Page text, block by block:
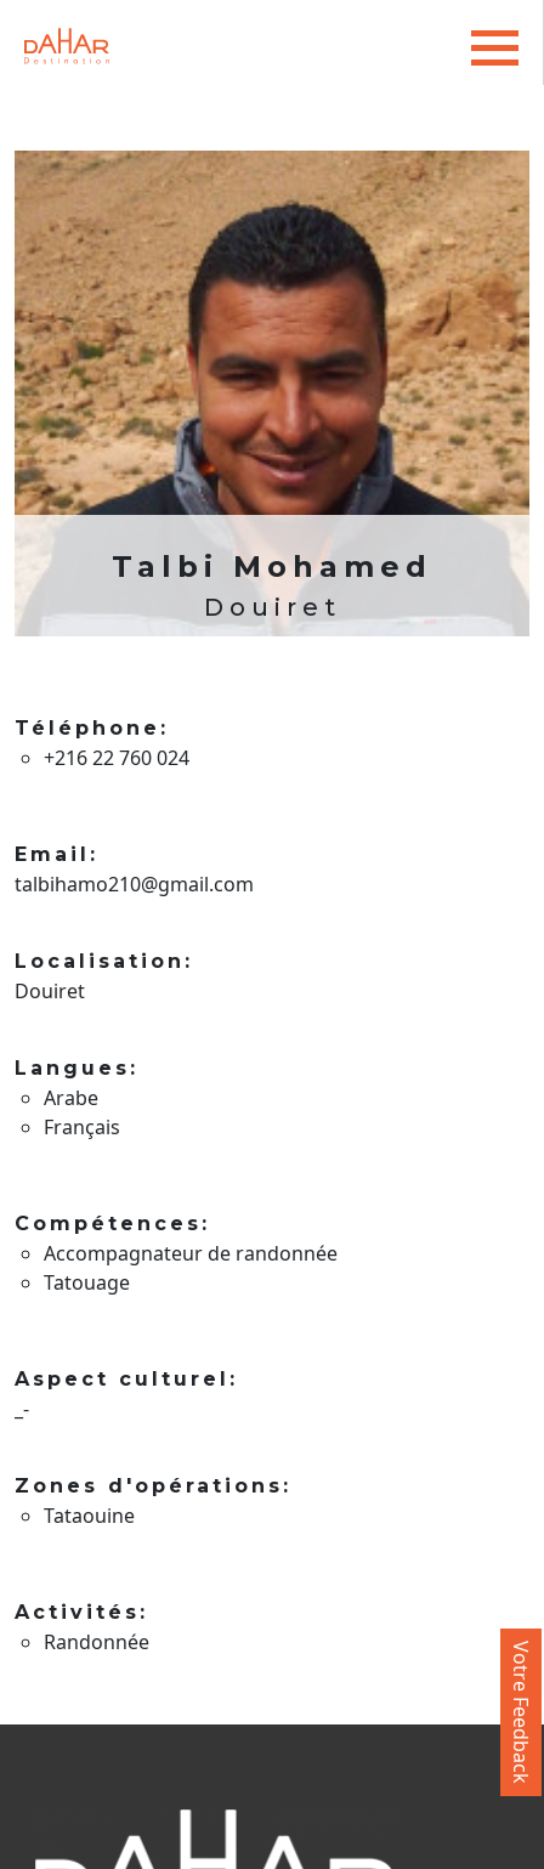
Votre Feedback
Talbi Mohamed
Douiret
Téléphone:
+216 22 760 024
Email:
talbihamo210@gmail.com
Localisation:
Douiret
Langues:
Arabe
Français
Compétences:
Accompagnateur de randonnée
Tatouage
Aspect culturel:
_-
Zones d'opérations:
Tataouine
Activités:
Randonnée